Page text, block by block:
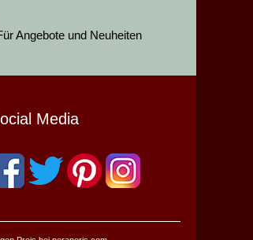
Angebote und Neuheiten
Media